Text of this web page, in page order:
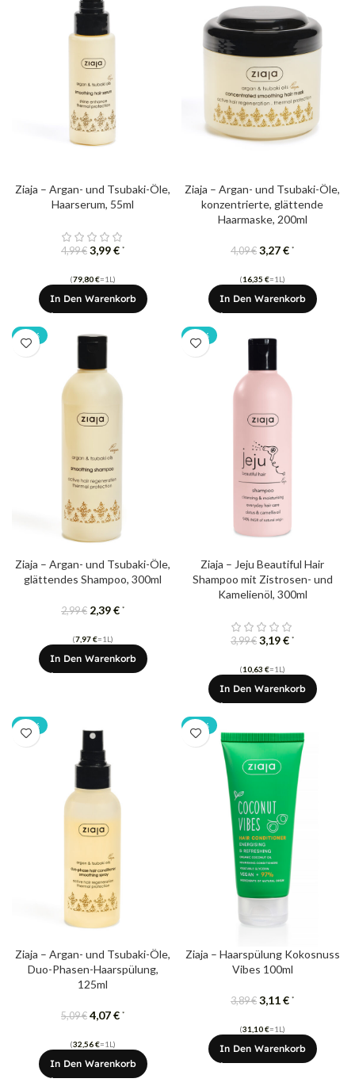
Ziaja – Argan- und Tsubaki-Öle,
Haarserum, 55ml
4,99€ 3,99€ *
(79,80€=1L)
In Den Warenkorb
Ziaja – Argan- und Tsubaki-Öle,
konzentrierte, glättende
Haarmaske, 200ml
4,09€ 3,27€ *
(16,35 €=1L)
In Den Warenkorb
-20%
Ziaja – Argan- und Tsubaki-Öle,
glättendes Shampoo, 300ml
2,99€ 2,39€ *
(7,97€=1L)
In Den Warenkorb
-20%
Ziaja – Jeju Beautiful Hair
Shampoo mit Zistrosen- und
Kamelienöl, 300ml
3,99€ 3,19€ *
(10,63 €=1L)
In Den Warenkorb
-20%
Ziaja – Argan- und Tsubaki-Öle,
Duo-Phasen-Haarspülung,
125ml
5,09€ 4,07€ *
(32,56€=1L)
In Den Warenkorb
-20%
Ziaja – Haarspülung Kokosnuss
Vibes 100ml
3,89€ 3,11€ *
(31,10€=1L)
In Den Warenkorb